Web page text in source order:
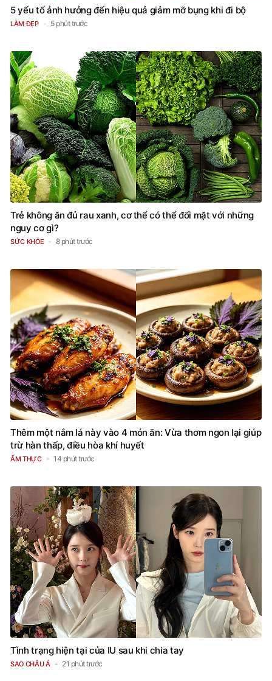
5 yếu tố ảnh hưởng đến hiệu quả giảm mỡ bụng khi đi bộ
LÀM ĐẸP 5 phút trước
Trẻ không ăn đủ rau xanh, cơ thể có thể đối mặt với những
nguy cơ gì?
SỨC KHỎE 8 phút trước
Thêm một nắm lá này vào 4 món ăn: Vừa thơm ngon lại giúp
trừ hàn thấp, điều hòa khí huyết
ẨM THỰC 14 phút trước
Tình trạng hiện tại của IU sau khi chia tay
SAO CHÂU Á 21 phút trước